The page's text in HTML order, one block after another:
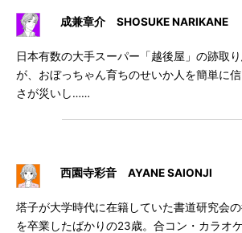
成兼章介 SHOSUKE NARIKANE
日本有数の大手スーパー「越後屋」の跡取
が、おぼっちゃん育ちのせいか人を簡単に
さが災いし……
西園寺彩音 AYANE SAIONJI
塔子が大学時代に在籍していた書道研究会
を卒業したばかりの23歳。合コン・カラオ